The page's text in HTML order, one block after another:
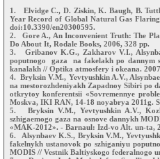
1. Elvidge C., D. Ziskin, K. Baugh, B.
Year Record of Global Natural Gas
doi:10.3390/en20300595.
2. Gore A., An Inconvenient Truth: The
Do About It, Rodale Books, 2006, 328 pp.
3. Gribanov K.G., Zakharov V.I.,
poputnogo gaza na fakelakh po dannym
kanalakh // Optika atmosfery i okeana.
4. Bryksin V.M., Yevtyushkin A.V.,
na mestorozhdeniyakh Zapadnoy Sibiri po
otkrytoy konferentsii «Sovremennye
Moskva, IKI RAN, 14-18 noyabrya 2011g.
5. Bryksin V.M., Yevtyushkin A.V.,
szhigaemogo gaza na osnove dannykh
«MAK-2012». - Barnaul: Izd-vo Alt. un-ta,
6. Alsynbaev K.S., Bryksin V.M.,
fakelnykh ustanovok po szhiganiyu
MODIS // Vestnik Baltiyskogo federalnogo